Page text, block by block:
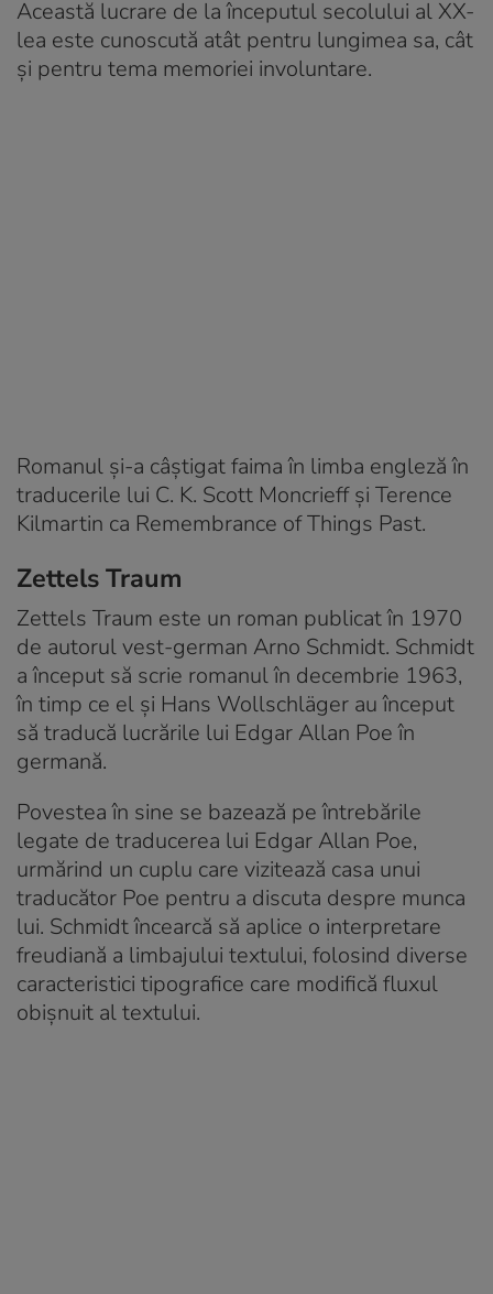
Această lucrare de la începutul secolului al XX-
lea este cunoscută atât pentru lungimea sa, cât
și pentru tema memoriei involuntare.
Romanul și-a câștigat faima în limba engleză în
traducerile lui C. K. Scott Moncrieff și Terence
Kilmartin ca Remembrance of Things Past.
Zettels Traum
Zettels Traum este un roman publicat în 1970
de autorul vest-german Arno Schmidt. Schmidt
a început să scrie romanul în decembrie 1963,
în timp ce el și Hans Wollschläger au început
să traducă lucrările lui Edgar Allan Poe în
germană.
Povestea în sine se bazează pe întrebările
legate de traducerea lui Edgar Allan Poe,
urmărind un cuplu care vizitează casa unui
traducător Poe pentru a discuta despre munca
lui. Schmidt încearcă să aplice o interpretare
freudiană a limbajului textului, folosind diverse
caracteristici tipografice care modifică fluxul
obișnuit al textului.